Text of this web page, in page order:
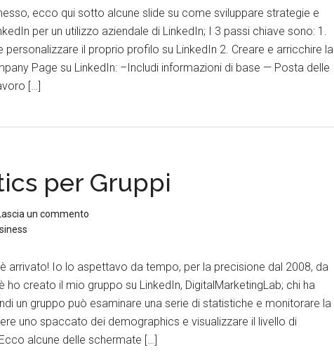
ecco qui sotto alcune slide su come sviluppare strategie e
per un utilizzo aziendale di LinkedIn; I 3 passi chiave sono: 1.
personalizzare il proprio profilo su LinkedIn 2. Creare e arricchire la
Page su LinkedIn: –Includi informazioni di base — Posta delle
[…]
per Gruppi
un commento
arrivato! Io lo aspettavo da tempo, per la precisione dal 2008, da
ho creato il mio gruppo su LinkedIn, DigitalMarketingLab; chi ha
un gruppo può esaminare una serie di statistiche e monitorare la
uno spaccato dei demographics e visualizzare il livello di
alcune delle schermate […]